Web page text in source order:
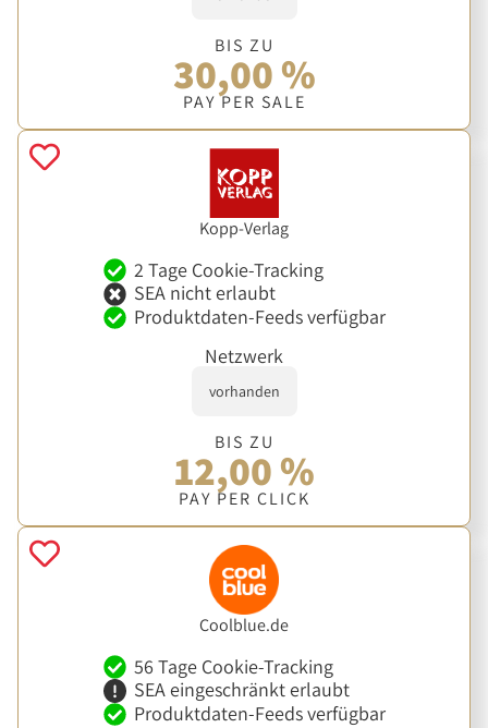
BIS ZU
30,00 %
PAY PER SALE
Kopp-Verlag
2 Tage Cookie-Tracking
SEA nicht erlaubt
Produktdaten-Feeds verfügbar
Netzwerk
vorhanden
BIS ZU
12,00 %
PAY PER CLICK
Coolblue.de
56 Tage Cookie-Tracking
SEA eingeschränkt erlaubt
Produktdaten-Feeds verfügbar